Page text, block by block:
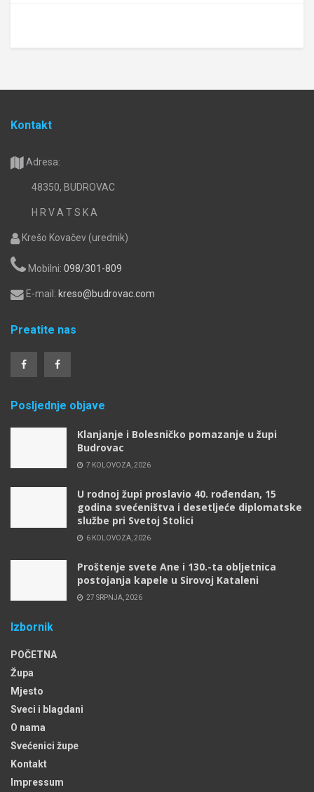
Kontakt
Adresa:
48350, BUDROVAC
H R V A T S K A
Krešo Kovačev (urednik)
Mobilni: 098/301-809
E-mail: kreso@budrovac.com
Preatite nas
Posljednje objave
Klanjanje i Bolesničko pomazanje u župi
Budrovac
7 KOLOVOZA, 2026
U rodnoj župi proslavio 40. rođendan, 15
godina svećeništva i desetljeće diplomatske
službe pri Svetoj Stolici
6 KOLOVOZA, 2026
Proštenje svete Ane i 130.-ta obljetnica
postojanja kapele u Sirovoj Kataleni
27 SRPNJA, 2026
Izbornik
POČETNA
Župa
Mjesto
Sveci i blagdani
O nama
Svećenici župe
Kontakt
Impressum